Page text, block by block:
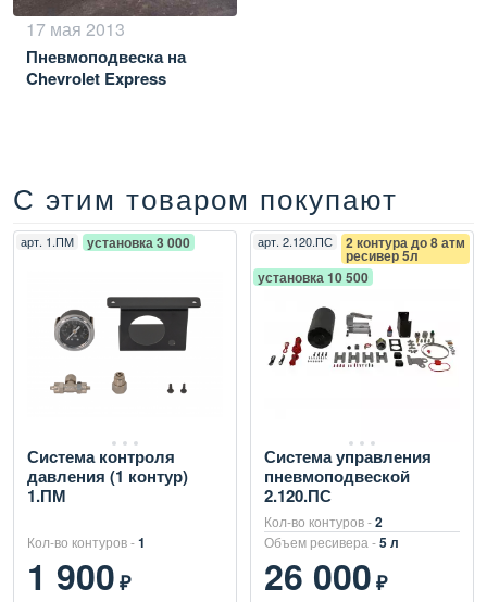
17 мая 2013
Пневмоподвеска на
Chevrolet Express
С этим товаром покупают
арт. 1.ПМ установка 3 000
Система контроля
давления (1 контур)
1.ПМ
Кол-во контуров -1
1 900₽
арт. 2.120.ПС 2 контура до 8 атм
ресивер 5л
установка 10 500
Система управления
пневмоподвеской
2.120.ПС
Кол-во контуров -2
Объем ресивера -5 л
26 000₽